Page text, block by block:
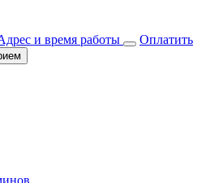
и время работы
Оплатить